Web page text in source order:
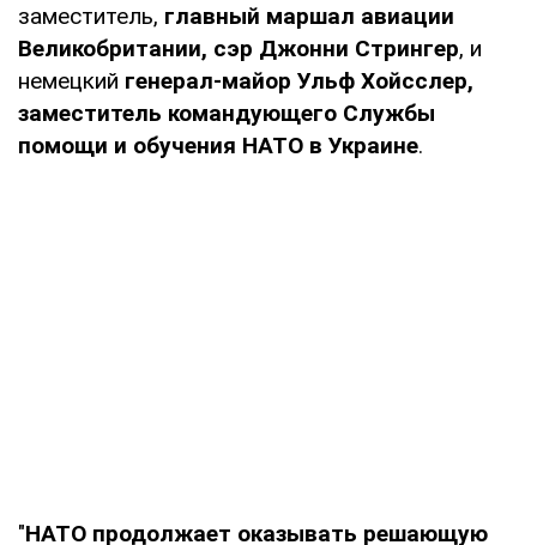
заместитель, главный маршал авиации
Великобритании, сэр Джонни Стрингер, и
немецкий генерал-майор Ульф Хойсслер,
заместитель командующего Службы
помощи и обучения НАТО в Украине.
"НАТО продолжает оказывать решающую